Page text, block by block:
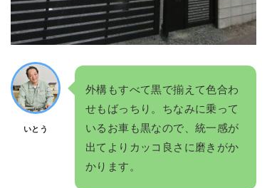
いとう
外構もすべて黒で揃えて色合わ
せもばっちり。ちなみに乗って
いるお車も黒なので、統一感が
出てよりカッコ良さに磨きがか
かります。